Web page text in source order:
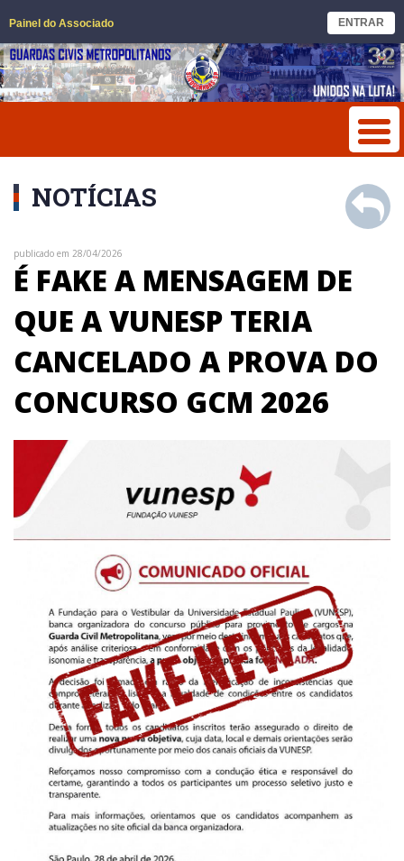
Painel do Associado ENTRAR
NOTÍCIAS
publicado em 28/04/2026
É FAKE A MENSAGEM DE
QUE A VUNESP TERIA
CANCELADO A PROVA DO
CONCURSO GCM 2026